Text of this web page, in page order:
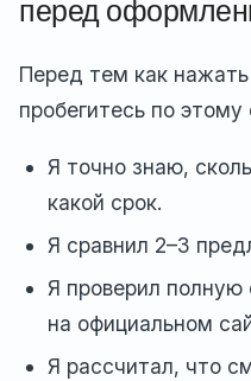
перед
Перед тем как
пробегитесь по этому
Я точно знаю,
какой срок.
Я сравнил 2–3
Я проверил
на официальном
Я рассчитал, что